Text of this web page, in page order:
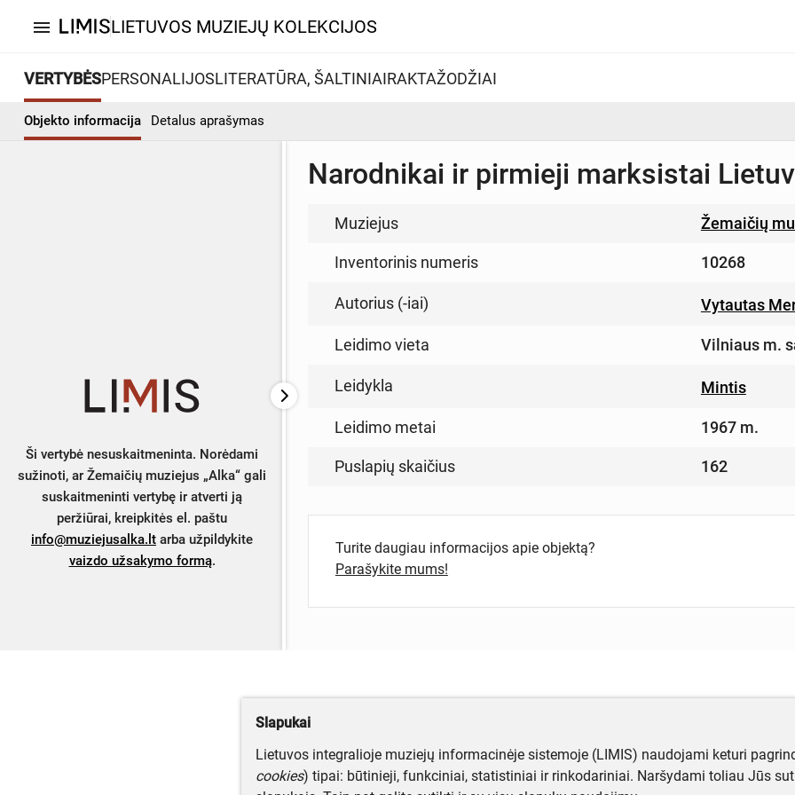
menu LIETUVOS MUZIEJŲ KOLEKCIJOS
VERTYBĖSPERSONALIJOSLITERATŪRA, ŠALTINIAIRAKTAŽODŽIAI
Objekto informacija Detalus aprašymas
Ši vertybė nesuskaitmeninta. Norėdami
sužinoti, ar Žemaičių muziejus „Alka“ gali
suskaitmeninti vertybę ir atverti ją
peržiūrai, kreipkitės el. paštu
info@muziejusalka.lt arba užpildykite
vaizdo užsakymo formą.
Narodnikai ir pirmieji marksistai
Muziejus Žemaičių
Inventorinis numeris 10268
Autorius (-iai) Vytautas
Leidimo vieta Vilniaus m.
Leidykla Mintis
Leidimo metai 1967 m.
Puslapių skaičius 162
Turite daugiau informacijos apie objektą?
Parašykite mums!
Slapukai
Lietuvos integralioje muziejų informacinėje sistemoje (LIMIS) naudojami keturi
cookies) tipai: būtinieji, funkciniai, statistiniai ir rinkodariniai. Naršydami toliau Jūs